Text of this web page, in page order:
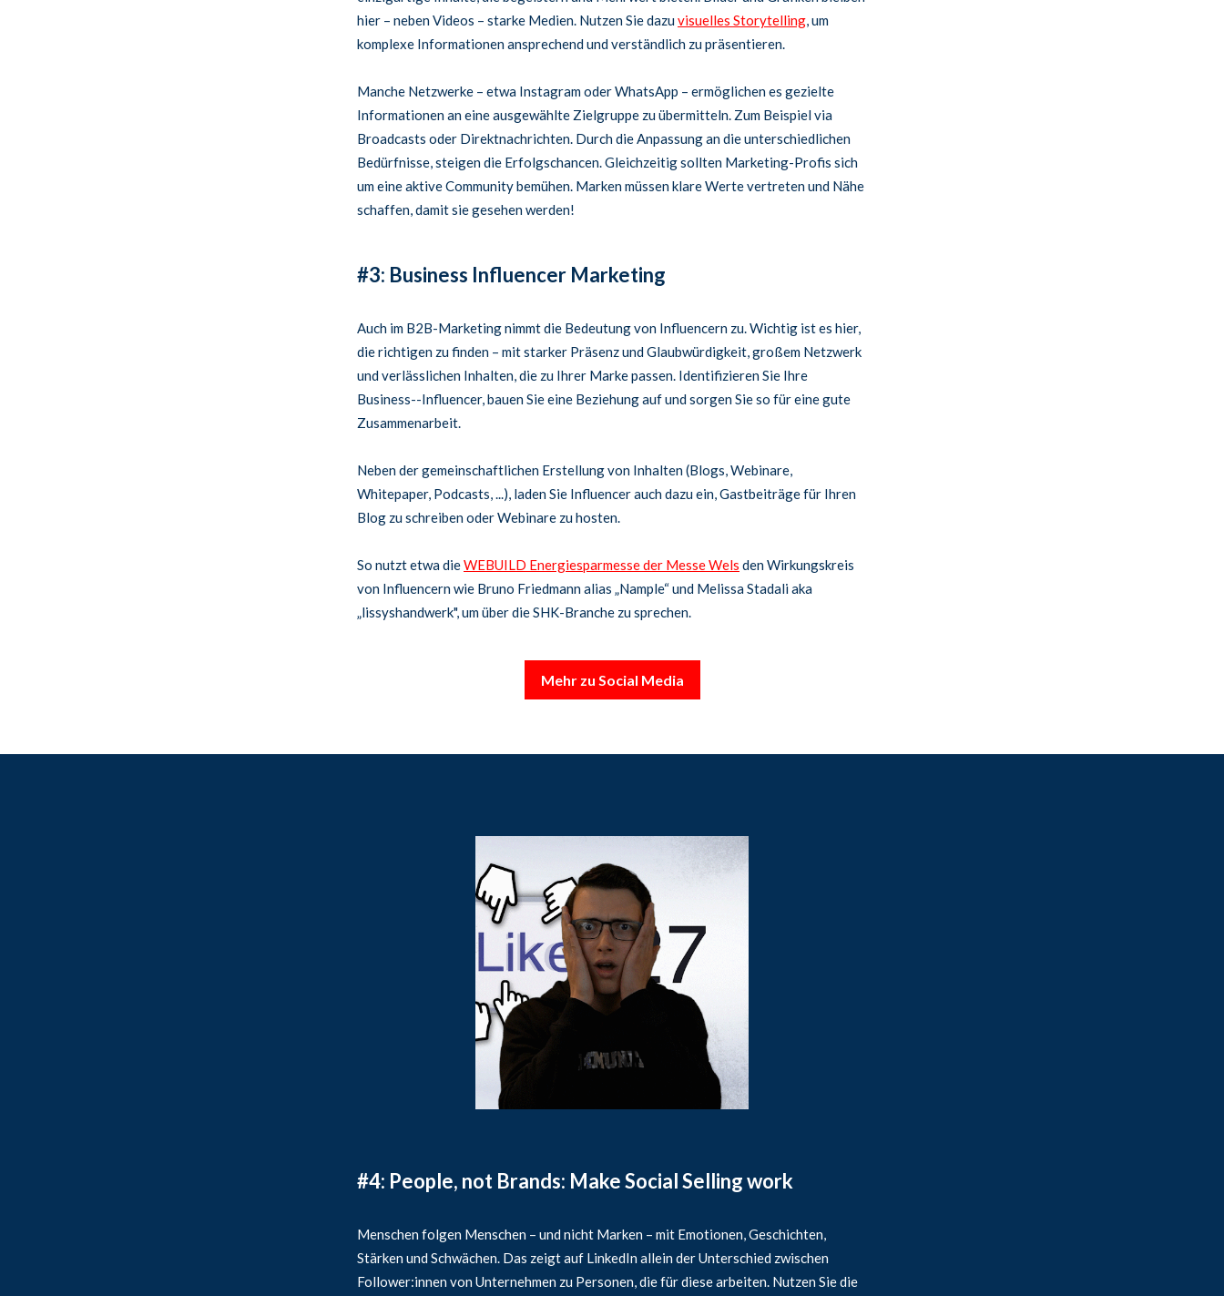
hier – neben Videos – starke Medien. Nutzen Sie dazuvisuelles Storytelling, um
komplexe Informationen ansprechend und verständlich zu präsentieren.
Manche Netzwerke – etwa Instagram oder WhatsApp – ermöglichen es gezielte
Informationen an eine ausgewählte Zielgruppe zu übermitteln. Zum Beispiel via
Broadcasts oder Direktnachrichten. Durch die Anpassung an die unterschiedlichen
Bedürfnisse, steigen die Erfolgschancen. Gleichzeitig sollten Marketing-Profis sich
um eine aktive Community bemühen. Marken müssen klare Werte vertreten und Nähe
schaffen, damit sie gesehen werden!
#3: Business Influencer Marketing
Auch im B2B-Marketing nimmt die Bedeutung von Influencern zu. Wichtig ist es hier,
die richtigen zu finden – mit starker Präsenz und Glaubwürdigkeit, großem Netzwerk
und verlässlichen Inhalten, die zu Ihrer Marke passen. Identifizieren Sie Ihre
Business--Influencer, bauen Sie eine Beziehung auf und sorgen Sie so für eine gute
Zusammenarbeit.
Neben der gemeinschaftlichen Erstellung von Inhalten (Blogs, Webinare,
Whitepaper, Podcasts, ...), laden Sie Influencer auch dazu ein, Gastbeiträge für Ihren
Blog zu schreiben oder Webinare zu hosten.
So nutzt etwa dieWEBUILD Energiesparmesse der Messe Wels den Wirkungskreis
von Influencern wie Bruno Friedmann alias „Nample“ und Melissa Stadali aka
„lissyshandwerk", um über die SHK-Branche zu sprechen.
Mehr zu Social Media
#4: People, not Brands: Make Social Selling work
Menschen folgen Menschen – und nicht Marken – mit Emotionen, Geschichten,
Stärken und Schwächen. Das zeigt auf LinkedIn allein der Unterschied zwischen
Follower:innen von Unternehmen zu Personen, die für diese arbeiten. Nutzen Sie die